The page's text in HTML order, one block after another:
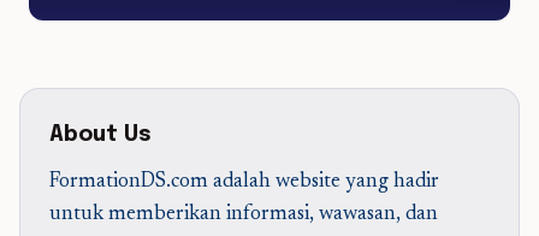
About Us
FormationDS.com adalah website yang hadir
untuk memberikan informasi, wawasan, dan